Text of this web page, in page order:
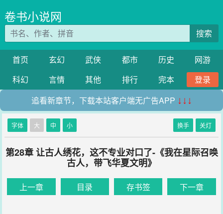
卷书小说网
搜索
首页 玄幻 武侠 都市 历史
网游
科幻
言情 其他 排行 完本
登录
追看新章节，下载本站客户端无广告APP ↓↓↓
字体 大 中 小 换手 关灯
第28章 让古人绣花，这不专业对口了-《我在星际召唤
古人，带飞华夏文明》
上一章 目录 存书签 下一章